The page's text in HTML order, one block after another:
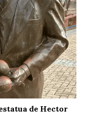
de Hector